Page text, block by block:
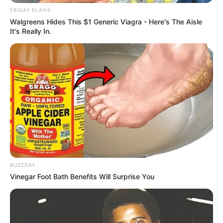
Σε ένα ρεσιτάλ κυνισμού, ο Ντμίτρι
Μεντβέντεφ, αντιπρόεδρος του Συμβουλίου
Ασφαλείας τη Ρωσίας, και στενός συνεργάτης
FRIDAY PLANS
Walgreens Hides This $1 Generic Viagra - Here's The Aisle
It's Really In.
BUZZDAY
Vinegar Foot Bath Benefits Will Surprise You